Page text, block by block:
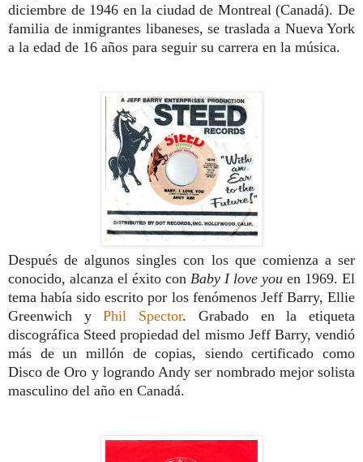
diciembre de 1946 en la ciudad de Montreal (Canadá). De
familia de inmigrantes libaneses, se traslada a Nueva York
a la edad de 16 años para seguir su carrera en la música.
Después de algunos singles con los que comienza a ser
conocido, alcanza el éxito con Baby I love you en 1969. El
tema habíasido escrito por los fenómenos Jeff Barry,Ellie
Greenwich yPhil Spector. Grabado en la etiqueta
discográfica Steed propiedad del mismo Jeff Barry, vendió
más de un millón de copias, siendo certificado como
Disco de Oro y logrando Andy ser nombrado mejor solista
masculino del año en Canadá.